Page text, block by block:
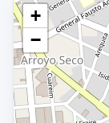
+
−